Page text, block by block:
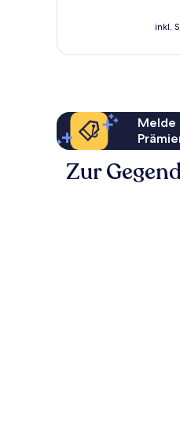
inkl.
Melde
Zur